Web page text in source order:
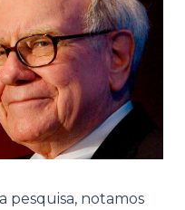
pesquisa, notamos